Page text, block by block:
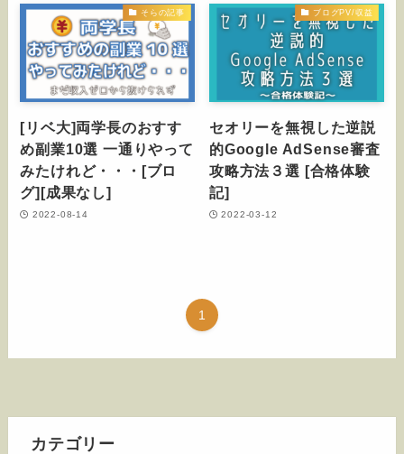
そらの記事
[リベ大]両学長のおすす
め副業10選 一通りやって
みたけれど・・・[ブロ
グ][成果なし]
2022-08-14
ブログPV/収益
セオリーを無視した逆説
的Google AdSense審査
攻略方法３選 [合格体験
記]
2022-03-12
1
カテゴリー